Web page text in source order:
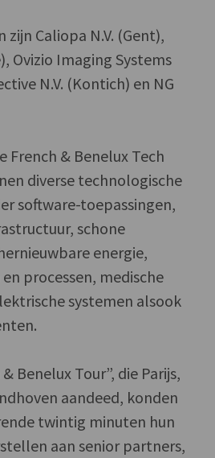
Caliopa N.V. (Gent),
Ovizio Imaging Systems
N.V. (Kontich) en NG
French & Benelux Tech
diverse technologische
software-toepassingen,
schone
energie,
processen, medische
systemen alsook
Benelux Tour”, die Parijs,
aandeed, konden
twintig minuten hun
aan senior partners,